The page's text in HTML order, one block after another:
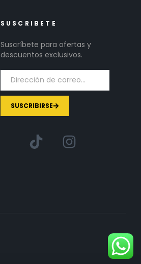
SUSCRIBETE
Suscríbete para ofertas y
descuentos exclusivos.
SUSCRIBIRSE